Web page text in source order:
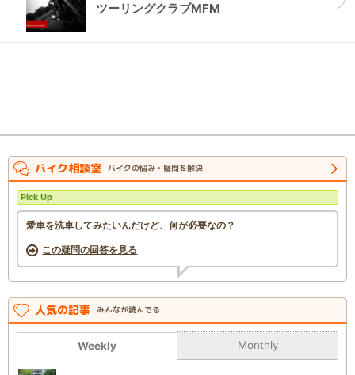
ツーリングクラブMFM
バイク相談室 バイクの悩み・疑問を解決
Pick Up
愛車を洗車してみたいんだけど、何が必要なの？
この疑問の回答を見る
人気の記事 みんなが読んでる
Weekly Monthly